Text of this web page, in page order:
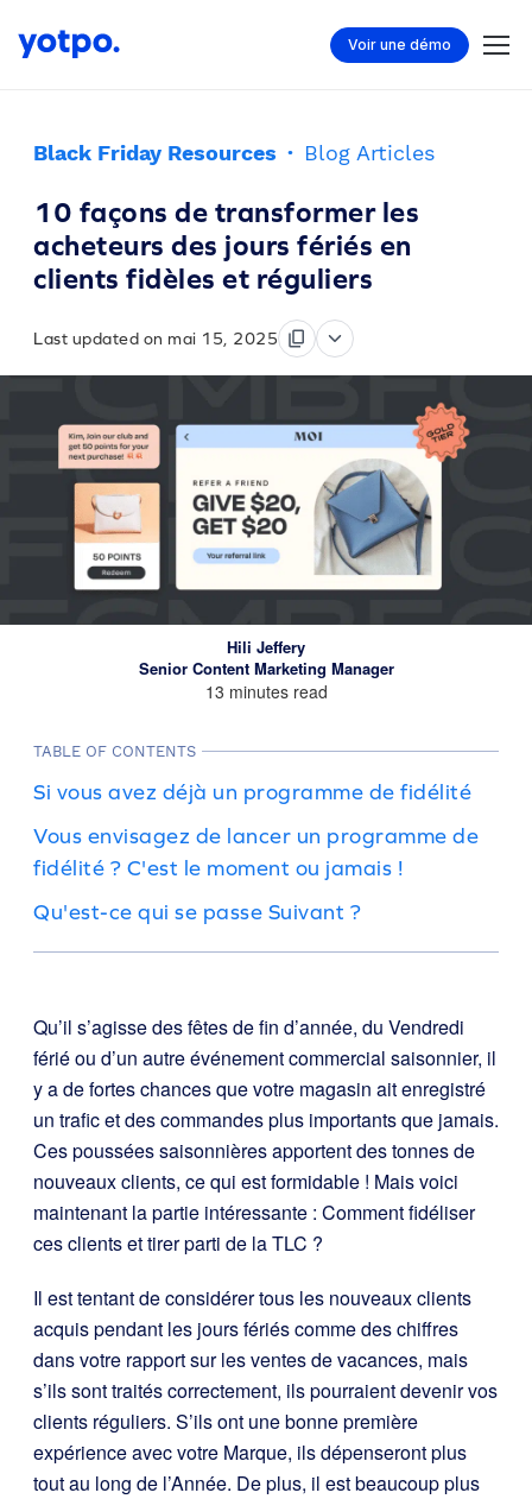
Voir une démo
Black Friday Resources · Blog Articles
10 façons de transformer les
acheteurs des jours fériés en
clients fidèles et réguliers
Last updated on mai 15, 2025
Hili Jeffery
Senior Content Marketing Manager
13 minutes read
TABLE OF CONTENTS
Si vous avez déjà un programme de fidélité
Vous envisagez de lancer un programme de
fidélité ? C'est le moment ou jamais !
Qu'est-ce qui se passe Suivant ?
Qu’il s’agisse des fêtes de fin d’année, du Vendredi
férié ou d’un autre événement commercial saisonnier, il
y a de fortes chances que votre magasin ait enregistré
un trafic et des commandes plus importants que jamais.
Ces poussées saisonnières apportent des tonnes de
nouveaux clients, ce qui est formidable ! Mais voici
maintenant la partie intéressante : Comment fidéliser
ces clients et tirer parti de la TLC ?
Il est tentant de considérer tous les nouveaux clients
acquis pendant les jours fériés comme des chiffres
dans votre rapport sur les ventes de vacances, mais
s’ils sont traités correctement, ils pourraient devenir vos
clients réguliers. S’ils ont une bonne première
expérience avec votre Marque, ils dépenseront plus
tout au long de l’Année. De plus, il est beaucoup plus